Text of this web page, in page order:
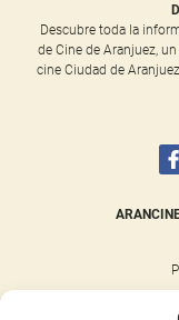
Descubre toda la
de Cine de Aranjuez,
cine Ciudad de